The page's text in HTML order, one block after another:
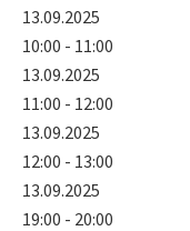
13.09.2025
10:00 - 11:00
13.09.2025
11:00 - 12:00
13.09.2025
12:00 - 13:00
13.09.2025
19:00 - 20:00